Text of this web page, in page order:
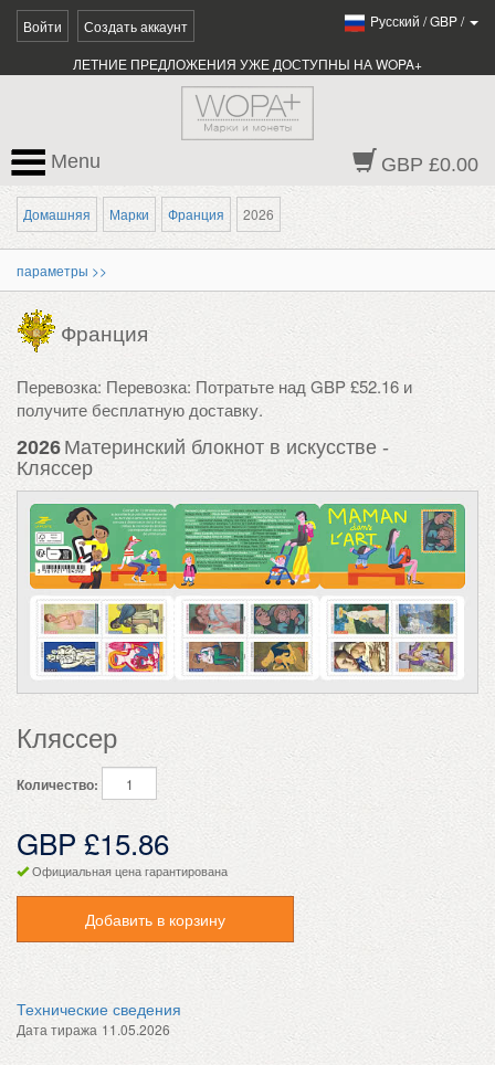
Войти Создать аккаунт Pусский /GBP/
ЛЕТНИЕ ПРЕДЛОЖЕНИЯ УЖЕ ДОСТУПНЫ НА WOPA+
GBP £0.00
Menu
Домашняя Марки Франция 2026
параметры >>
Франция
Перевозка: Перевозка: Потратьте над GBP £52.16 и
получите бесплатную доставку.
2026 Материнский блокнот в искусстве -
Кляссер
Кляссер
Количество:
GBP £15.86
Официальная цена гарантирована
Добавить в корзину
Технические сведения
Дата тиража 11.05.2026